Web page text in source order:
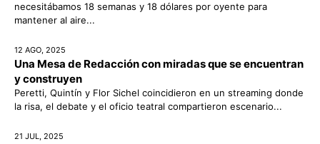
necesitábamos 18 semanas y 18 dólares por oyente para
mantener al aire...
12 AGO, 2025
Una Mesa de Redacción con miradas que se encuentran
y construyen
Peretti, Quintín y Flor Sichel coincidieron en un streaming donde
la risa, el debate y el oficio teatral compartieron escenario...
21 JUL, 2025